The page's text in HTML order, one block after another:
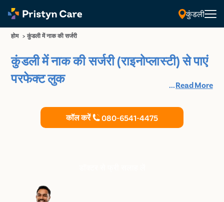
कुंडली
होम > कुंडली में नाक की सर्जरी
कुंडली में नाक की सर्जरी (राइनोप्लास्टी) से पाएं
परफेक्ट लुक
...Read More
कॉल करें 080-6541-4475